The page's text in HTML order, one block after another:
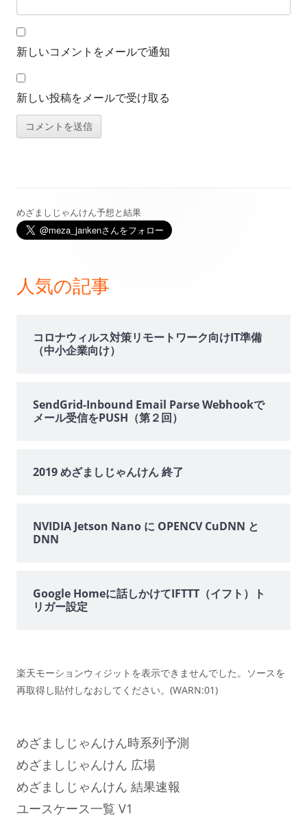
新しいコメントをメールで通知
新しい投稿をメールで受け取る
メ
ン
めざましじゃんけん予想と結果
人気の記事
コロナウィルス対策リモートワーク向けIT準備
（中小企業向け）
SendGrid-Inbound Email Parse Webhookで
メール受信をPUSH（第２回）
2019 めざましじゃんけん 終了
NVIDIA Jetson Nano に OPENCV CuDNN と
DNN
Google Homeに話しかけてIFTTT（イフト）ト
リガー設定
楽天モーションウィジットを表示できませんでした。ソースを
再取得し貼付しなおしてください。(WARN:01)
めざましじゃんけん時系列予測
めざましじゃんけん 広場
めざましじゃんけん 結果速報
ユースケース一覧 V1